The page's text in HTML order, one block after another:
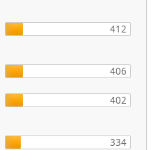
412
406
402
334